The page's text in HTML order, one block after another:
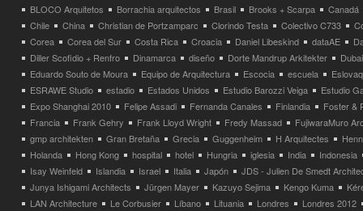
BLOCO Arquitetos
Borrachia arquitectos Brasil Brooks + Scarpa
Canadá
Chile
China Christian de Portzamparc Clorindo Testa Colectivo C733
Corea
Corea del Sur Costa Rica Croacia Daniel Libeskind dataAE
Diller Scofidio + Renfro
Dinamarca diseño Dorte Mandrup Arkitekter
Dubai
Eduardo Souto de Moura
Equipo de Arquitectura Escocia escuela
ESRAWE Studio
estadio Estados Unidos Estudio Barozzi Veiga
Estudio
Expo Shanghai 2010
Felipe Assadi Fernanda Canales Finlandia
Foster &
Francia
Frank Gehry Frank Lloyd Wright Fredy Massad
FujiwaraMuro
gmp architekten
Gran Bretaña Grecia Guggenheim H Arquitectes
Holanda
Hong Kong hospital hotel Hungria iglesia India
Indonesia
Isay Weinfeld
Islandia Israel Italia Japón
JDS - Julien De Smedt
Junya Ishigami Architects
Jürgen Mayer Kazuyo Sejima Kengo Kuma
LAN Architecture
Le Corbusier Líbano Lituania Londres
Londres 2012